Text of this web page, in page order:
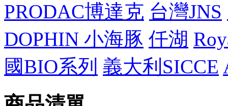
PRODAC博達克 台灣JNS
DOPHIN 小海豚 仟湖
國BIO系列 義大利SICCE